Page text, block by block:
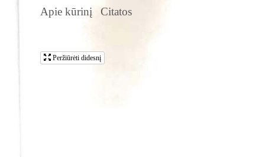
Apie kūrinį Citatos
Peržiūrėti didesnį